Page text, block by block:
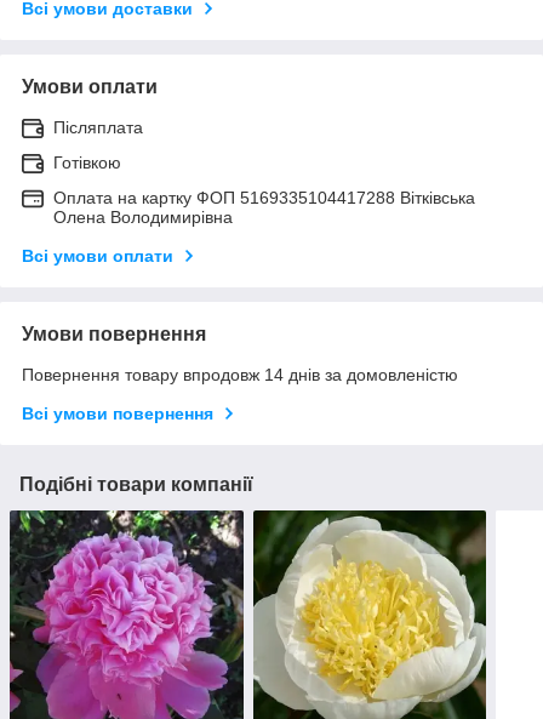
Всі умови доставки
Умови оплати
Післяплата
Готівкою
Оплата на картку ФОП 5169335104417288 Вітківська
Олена Володимирівна
Всі умови оплати
Умови повернення
Повернення товару впродовж 14 днів за домовленістю
Всі умови повернення
Подібні товари компанії